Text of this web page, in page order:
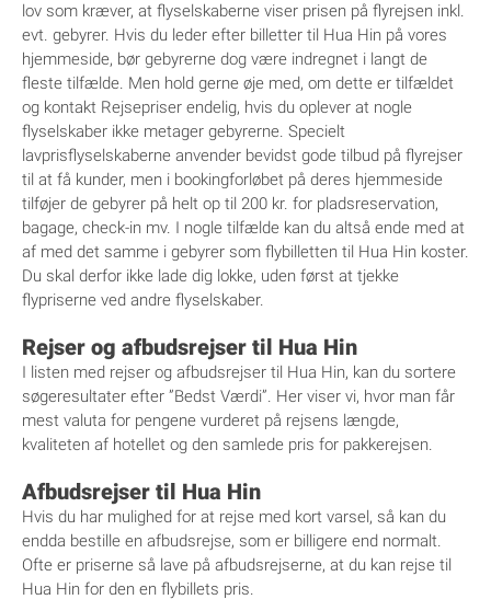
lov som kræver, at flyselskaberne viser prisen på flyrejsen inkl.
evt. gebyrer. Hvis du leder efter billetter til Hua Hin på vores
hjemmeside, bør gebyrerne dog være indregnet i langt de
fleste tilfælde. Men hold gerne øje med, om dette er tilfældet
og kontakt Rejsepriser endelig, hvis du oplever at nogle
flyselskaber ikke metager gebyrerne. Specielt
lavprisflyselskaberne anvender bevidst gode tilbud på flyrejser
til at få kunder, men i bookingforløbet på deres hjemmeside
tilføjer de gebyrer på helt op til 200 kr. for pladsreservation,
bagage, check-in mv. I nogle tilfælde kan du altså ende med at
af med det samme i gebyrer som flybilletten til Hua Hin koster.
Du skal derfor ikke lade dig lokke, uden først at tjekke
flypriserne ved andre flyselskaber.
Rejser og afbudsrejser til Hua Hin
I listen med rejser og afbudsrejser til Hua Hin, kan du sortere
søgeresultater efter ”Bedst Værdi”. Her viser vi, hvor man får
mest valuta for pengene vurderet på rejsens længde,
kvaliteten af hotellet og den samlede pris for pakkerejsen.
Afbudsrejser til Hua Hin
Hvis du har mulighed for at rejse med kort varsel, så kan du
endda bestille en afbudsrejse, som er billigere end normalt.
Ofte er priserne så lave på afbudsrejserne, at du kan rejse til
Hua Hin for den en flybillets pris.